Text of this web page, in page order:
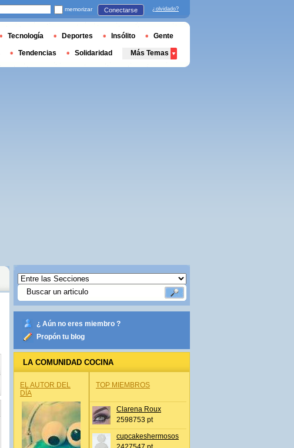
¿ Aún no eres miembro ?
Propón tu blog
LA COMUNIDAD COCINA
EL AUTOR DEL
DÍA
TOP MIEMBROS
Clarena Roux
2598753 pt
cupcakeshermosos
memorizar Conectarse ¿olvidado?
Tecnología Deportes Insólito Gente
Tendencias Solidaridad Más Temas